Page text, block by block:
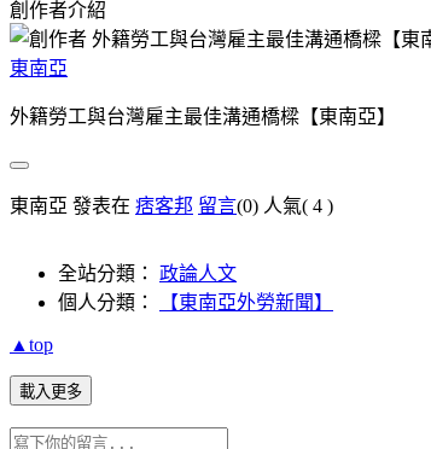
創作者介紹
東南亞
外籍勞工與台灣雇主最佳溝通橋樑【東南亞】
東南亞 發表在 痞客邦 留言(0) 人氣( 4 )
全站分類： 政論人文
個人分類：
【東南亞外勞新聞】
▲top
載入更多